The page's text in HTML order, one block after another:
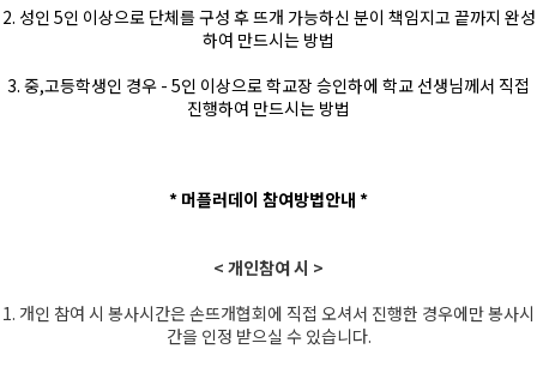
2. 성인 5인 이상으로 단체를 구성 후 뜨개 가능하신 분이 책임지고 끝까지 완성
하여 만드시는 방법
3. 중,고등학생인 경우 - 5인 이상으로 학교장 승인하에 학교 선생님께서 직접
진행하여 만드시는 방법
* 머플러데이 참여방법안내 *
< 개인참여 시 >
1. 개인 참여 시 봉사시간은 손뜨개협회에 직접 오셔서 진행한 경우에만 봉사시
간을 인정 받으실 수 있습니다.